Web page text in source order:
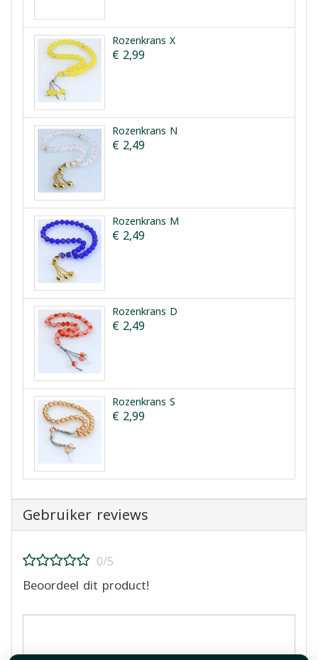
Rozenkrans X
€ 2,99
Rozenkrans N
€ 2,49
Rozenkrans M
€ 2,49
Rozenkrans D
€ 2,49
Rozenkrans S
€ 2,99
Gebruiker reviews
0/5
Beoordeel dit product!